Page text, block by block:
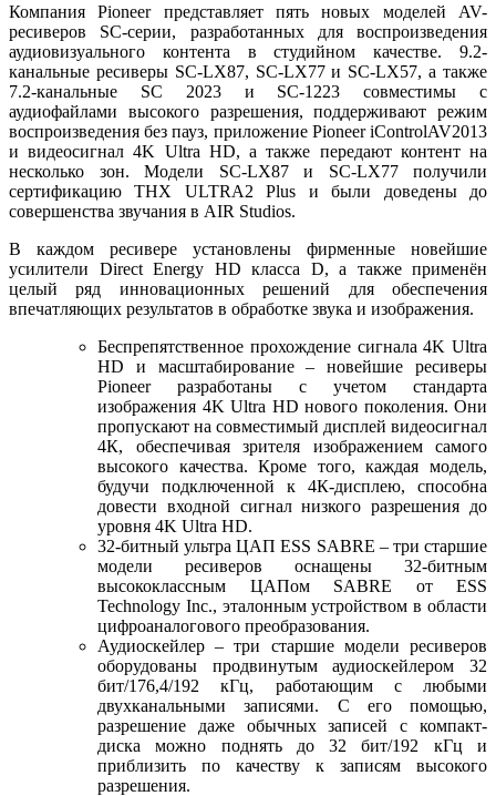
Компания Pioneer представляет пять новых моделей AV-
ресиверов SC-серии, разработанных для воспроизведения
аудиовизуального контента в студийном качестве. 9.2-
канальные ресиверы SC-LX87, SC-LX77 и SC-LX57, а также
7.2-канальные SC 2023 и SC-1223 совместимы с
аудиофайлами высокого разрешения, поддерживают режим
воспроизведения без пауз, приложение Pioneer iControlAV2013
и видеосигнал 4K Ultra HD, а также передают контент на
несколько зон. Модели SC-LX87 и SC-LX77 получили
сертификацию THX ULTRA2 Plus и были доведены до
совершенства звучания в AIR Studios.
В каждом ресивере установлены фирменные новейшие
усилители Direct Energy HD класса D, а также применён
целый ряд инновационных решений для обеспечения
впечатляющих результатов в обработке звука и изображения.
Беспрепятственное прохождение сигнала 4K Ultra
HD и масштабирование – новейшие ресиверы
Pioneer разработаны с учетом стандарта
изображения 4K Ultra HD нового поколения. Они
пропускают на совместимый дисплей видеосигнал
4К, обеспечивая зрителя изображением самого
высокого качества. Кроме того, каждая модель,
будучи подключенной к 4К-дисплею, способна
довести входной сигнал низкого разрешения до
уровня 4K Ultra HD.
32-битный ультра ЦАП ESS SABRE – три старшие
модели ресиверов оснащены 32-битным
высококлассным ЦАПом SABRE от ESS
Technology Inc., эталонным устройством в области
цифроаналогового преобразования.
Аудиоскейлер – три старшие модели ресиверов
оборудованы продвинутым аудиоскейлером 32
бит/176,4/192 кГц, работающим с любыми
двухканальными записями. С его помощью,
разрешение даже обычных записей с компакт-
диска можно поднять до 32 бит/192 кГц и
приблизить по качеству к записям высокого
разрешения.